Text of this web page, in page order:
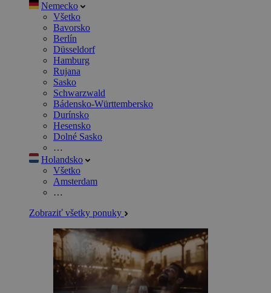
Nemecko
Všetko
Bavorsko
Berlín
Düsseldorf
Hamburg
Rujana
Sasko
Schwarzwald
Bádensko-Württembersko
Durínsko
Hesensko
Dolné Sasko
…
Holandsko
Všetko
Amsterdam
…
Zobraziť všetky ponuky